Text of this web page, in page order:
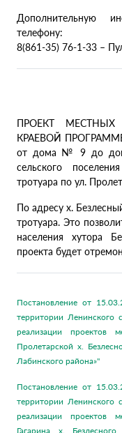
Дополнительную
телефону:
8(861-35) 76-1-33 –
ПРОЕКТ
КРАЕВОЙ ПРОГРАММЕ
от дома № 9 до
сельского
тротуара по ул.
По адресу х.
тротуара. Это
населения хутора
проекта будет
Постановление от
территории Ленинского
реализации проектов
Пролетарской х.
Лабинского района»"
Постановление от
территории Ленинского
реализации проектов
Гагарина х.